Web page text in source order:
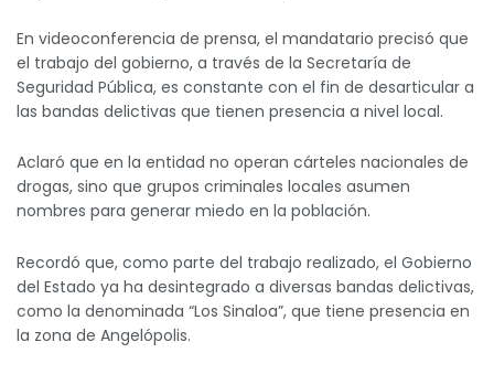
En videoconferencia de prensa, el mandatario precisó que
el trabajo del gobierno, a través de la Secretaría de
Seguridad Pública, es constante con el fin de desarticular a
las bandas delictivas que tienen presencia a nivel local.
Aclaró que en la entidad no operan cárteles nacionales de
drogas, sino que grupos criminales locales asumen
nombres para generar miedo en la población.
Recordó que, como parte del trabajo realizado, el Gobierno
del Estado ya ha desintegrado a diversas bandas delictivas,
como la denominada “Los Sinaloa”, que tiene presencia en
la zona de Angelópolis.